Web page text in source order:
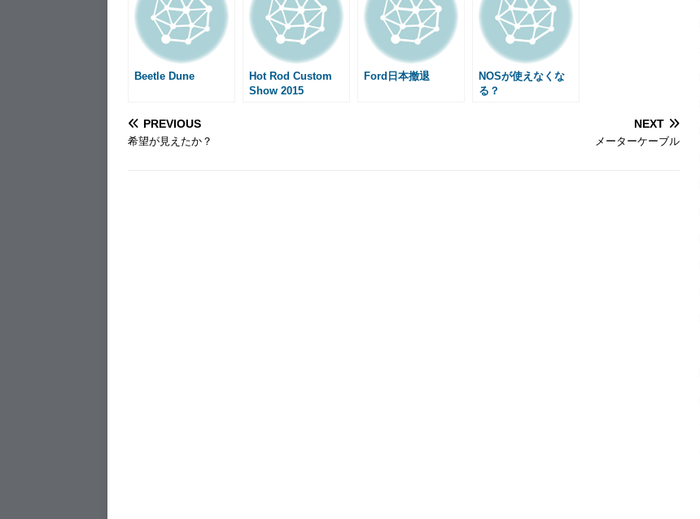
o
o
k
n
g
a
s
g
e
Beetle Dune
Hot Rod Custom
Show 2015
Ford日本撤退
NOSが使えなくな
る？
PREVIOUS
希望が見えたか？
NEXT
メーターケーブル